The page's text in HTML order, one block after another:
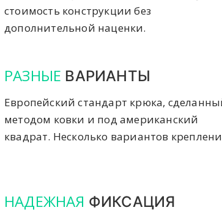
стоимость конструкции без
дополнительной наценки.
РАЗНЫЕ ВАРИАНТЫ
Европейский стандарт крюка,
методом ковки и под американский
квадрат. Несколько вариантов
НАДЕЖНАЯ ФИКСАЦИЯ